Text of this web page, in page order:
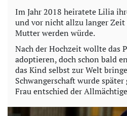
y
V
i
d
e
Im Jahr 2018 heiratete Lilia
und vor nicht allzu langer Zeit
Mutter werden würde.
Nach der Hochzeit wollte das
adoptieren, doch schon bald
das Kind selbst zur Welt
Schwangerschaft wurde
Frau entschied der